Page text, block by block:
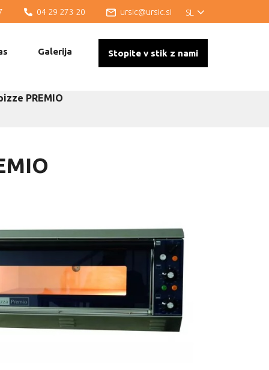
SL
ursic@ursic.si
04 29 273 20
Stopite v stik z nami
Galerija
PREMIO